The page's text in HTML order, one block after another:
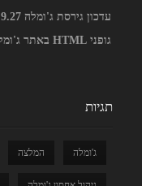
עדכון גירסת ג'ומלה 3.9.27
גופני HTML באתר ג'ומלה
תגיות
ג'ומלה המלצה